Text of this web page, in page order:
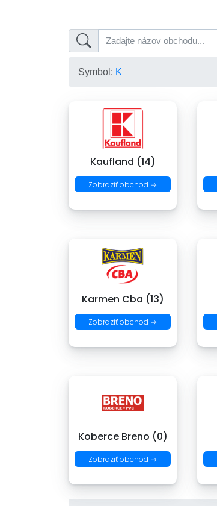
Symbol: K
Kaufland (14)
Zobraziť obchod →
Karmen Cba (13)
Zobraziť obchod →
Koberce Breno (0)
Zobraziť obchod →